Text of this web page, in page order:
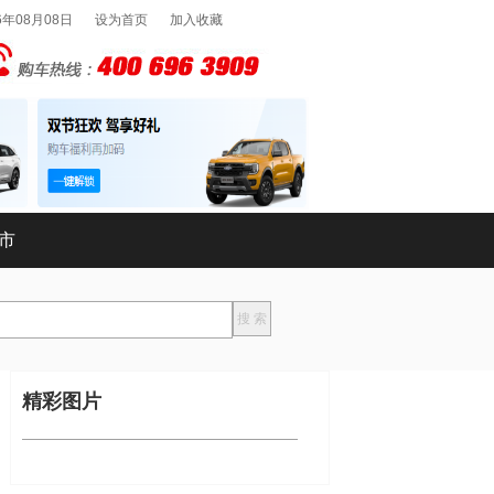
08月08日 设为首页 加入收藏
精彩图片